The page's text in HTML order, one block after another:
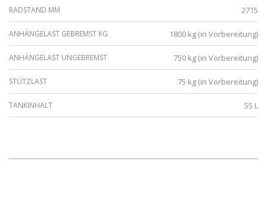
RADSTAND MM 2715
ANHÄNGELAST GEBREMST KG 1800 kg (in Vorbereitung)
ANHÄNGELAST UNGEBREMST 750 kg (in Vorbereitung)
STÜTZLAST 75 kg (in Vorbereitung)
TANKINHALT 55 L